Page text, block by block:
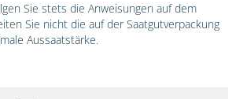
Sie stets die Anweisungen auf dem
Sie nicht die auf der Saatgutverpackung
Aussaatstärke.